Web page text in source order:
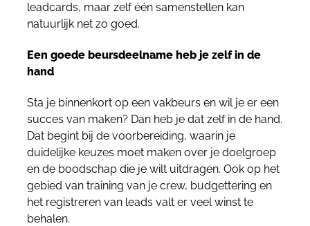
leadcards, maar zelf één samenstellen kan
natuurlijk net zo goed.
Een goede beursdeelname heb je zelf in de
hand
Sta je binnenkort op een vakbeurs en wil je er een
succes van maken? Dan heb je dat zelf in de hand.
Dat begint bij de voorbereiding, waarin je
duidelijke keuzes moet maken over je doelgroep
en de boodschap die je wilt uitdragen. Ook op het
gebied van training van je crew, budgettering en
het registreren van leads valt er veel winst te
behalen.